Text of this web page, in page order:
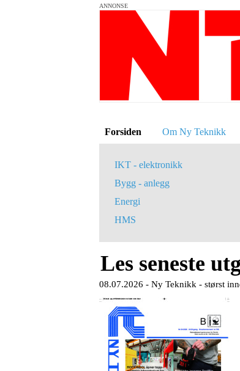
ANNONSE
Forsiden Om Ny Teknikk
IKT - elektronikk
Bygg - anlegg
Energi
HMS
Les seneste
08.07.2026 - Ny Teknikk - størst